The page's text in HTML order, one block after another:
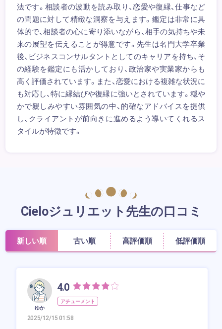
法です。相談者の波動を読み取り、恋愛や復縁、仕事など
の問題に対して精緻な洞察を与えます。鑑定は非常に具
体的で、相談者の心に寄り添いながら、相手の気持ちや未
来の展望を伝えることが得意です。先生は名門大学卒業
後、ビジネスコンサルタントとしてのキャリアを持ち、そ
の経験を鑑定にも活かしており、政治家や実業家からも
高く評価されています。また、恋愛における複雑な状況に
も対応し、特に縁結びや復縁に強いとされています。穏や
かで親しみやすい雰囲気の中、的確なアドバイスを提供
し、クライアントが前向きに進めるよう導いてくれるス
タイルが特徴です。
Cieloジュリエット先生の口コミ
新しい順 古い順 高評価順 低評価順
ゆか
4.0
アチューメント
2025/12/15 01:58